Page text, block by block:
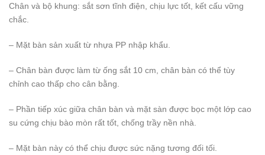
Chân và bộ khung: sắt sơn tĩnh điện, chịu lực tốt, kết cấu vững
chắc.
– Mặt bàn sản xuất từ nhựa PP nhập khẩu.
– Chân bàn được làm từ ống sắt 10 cm, chân bàn có thể tùy
chỉnh cao thấp cho cân bằng.
– Phần tiếp xúc giữa chân bàn và mặt sàn được bọc một lớp cao
su cứng chịu bào mòn rất tốt, chống trầy nền nhà.
– Mặt bàn này có thể chịu được sức nặng tương đối tối.